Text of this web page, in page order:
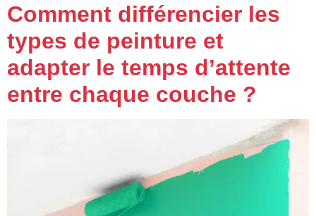
Comment différencier les
types de peinture et
adapter le temps d’attente
entre chaque couche ?